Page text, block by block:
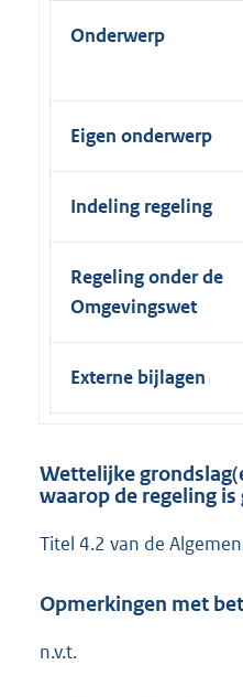
Onderwerp
Eigen onderwerp
Indeling regeling
Regeling onder de
Omgevingswet
Externe bijlagen
Wettelijke
waarop de regeling is
Titel 4.2 van de
Opmerkingen met
n.v.t.